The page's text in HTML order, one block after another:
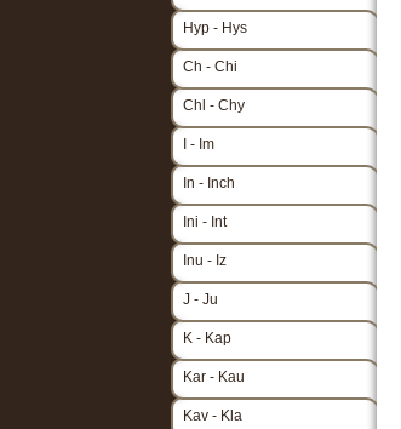
Hyp - Hys
Ch - Chi
Chl - Chy
I - Im
In - Inch
Ini - Int
Inu - Iz
J - Ju
K - Kap
Kar - Kau
Kav - Kla